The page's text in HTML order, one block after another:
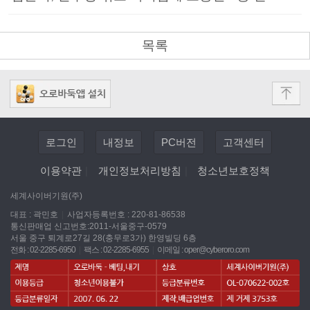
목록
로그인 내정보 PC버전 고객센터
이용약관 개인정보처리방침 청소년보호정책
세계사이버기원(주)
대표 : 곽민호
사업자등록번호 : 220-81-86538
통신판매업 신고번호:2011-서울중구-0579
서울 중구 퇴계로27길 28(충무로3가) 한영빌딩 6층
전화 : 02-2285-6950
팩스 : 02-2285-6955 이메일 :oper@cyberoro.com